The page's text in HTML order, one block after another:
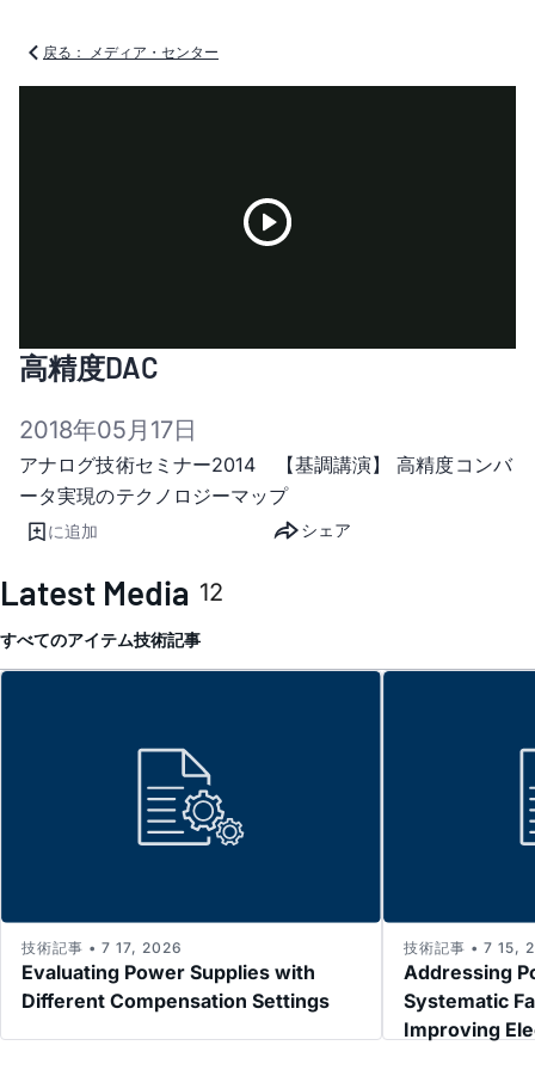
戻る： メディア・センター
高精度DAC
2018年05月17日
アナログ技術セミナー2014 【基調講演】 高精度コンバ
ータ実現のテクノロジーマップ
に追加 シェア
Latest Media 12
すべてのアイテム技術記事
Evaluating Power Supplies with
Different Compensation Settings
技術記事 • 7 17, 2026
Addressing
Systematic
Improving
技術記事 • 7 15,